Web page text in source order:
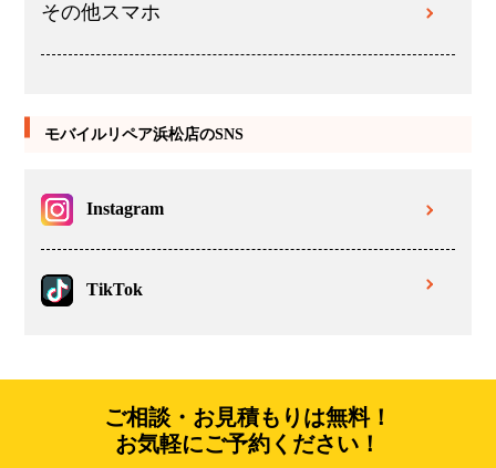
その他スマホ
モバイルリペア浜松店のSNS
Instagram
TikTok
ご相談・お見積もりは無料！
お気軽にご予約ください！